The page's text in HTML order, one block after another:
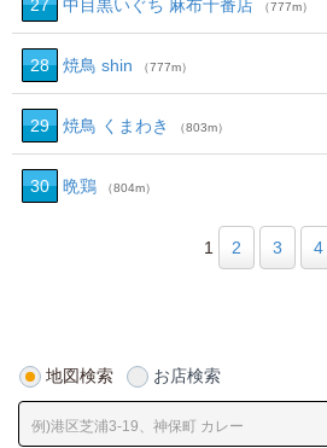
27 中目黒いぐち 麻布十番店 （777m）
28 焼鳥 shin （777m）
29 焼鳥 くまわき （803m）
30 晩鶏 （804m）
1 2 3 4
地図検索 お店検索